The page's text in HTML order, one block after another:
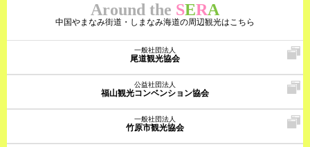
Around the SERA
中国やまなみ街道・しまなみ海道の周辺観光はこちら
一般社団法人
尾道観光協会
公益社団法人
福山観光コンベンション協会
一般社団法人
竹原市観光協会